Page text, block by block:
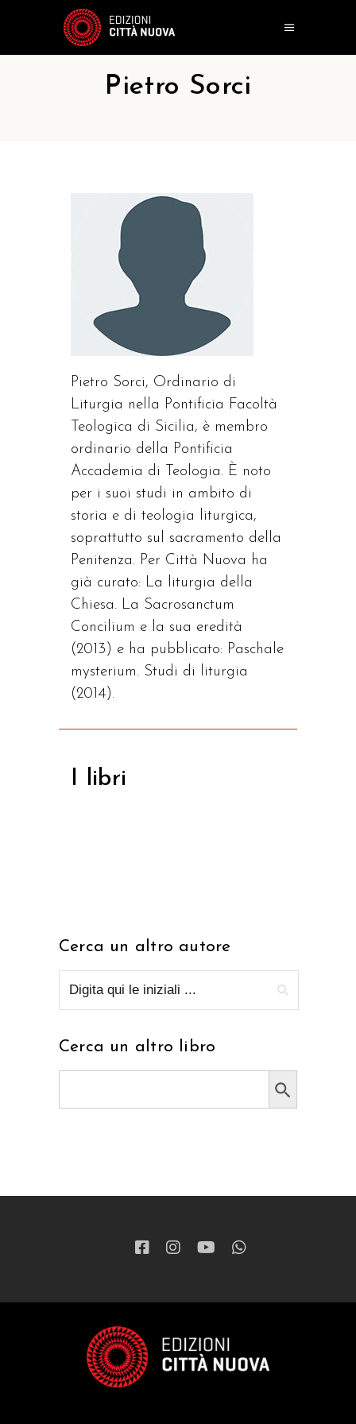
Pietro Sorci
Pietro Sorci, Ordinario di
Liturgia nella Pontificia Facoltà
Teologica di Sicilia, è membro
ordinario della Pontificia
Accademia di Teologia. È noto
per i suoi studi in ambito di
storia e di teologia liturgica,
soprattutto sul sacramento della
Penitenza. Per Città Nuova ha
già curato: La liturgia della
Chiesa. La Sacrosanctum
Concilium e la sua eredità
(2013) e ha pubblicato: Paschale
mysterium. Studi di liturgia
(2014).
I libri
Cerca un altro autore
Cerca un altro libro
Search Button